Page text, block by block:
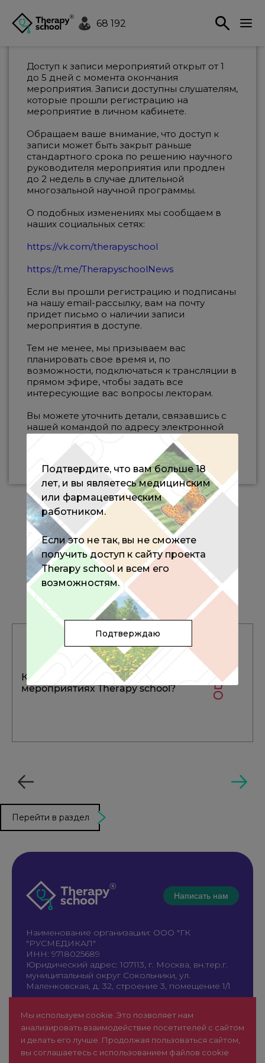
68 192
Доступ к записи мероприятий открыт от 1
до 5 дней с момента окончания
мероприятия. Записи доступны слушателям,
которые прошли регистрацию на
мероприятие в личном кабинете.
Обращаем ваше внимание, что доступ к
записи может быть закрыт раньше
стандартного срока по решению научного
руководителя мероприятия или продлен
до 2 недель в случае длительной
многозальной научной программы.
О подобных изменениях мы сообщаем в
наших социальных сетях:
https://vk.com/therapyschool
https://t.me/TherapyschoolNews
Если вы прошли регистрацию и подписаны
на нашу email-рассылку, вам на почту
придет письмо о наличии записи
мероприятия в доступе.
Тем не менее, мы призываем вас
планировать свое время и, по
возможности, подключаться к трансляции в
прямом эфире, чтобы задать все
интересующие вас вопросы лекторам.
Вы можете уточнить детали, связавшись с
нашей командой по адресу электронной
почты:
therapy@rmevent.ru
, в социальных
сетях или по телефону и в мессенджере:
WhatsApp по номеру +7 (961) 196-42-49.
Часто задаваемые вопросы
Как принять участие в
мероприятиях Therapy school?
Перейти в раздел
Написать нам
Наименование организации: ООО "ГК
"РУСМЕДИКАЛ"
ИНН: 9718025689
Юридический адрес: 107113, г. Москва, вн.тер.г.
муниципальный округ Сокольники, ул.
Маленковская, д. 32, строение 3, помещение 1/1
+7 961 196-42-49
therapy@rusmedical.ru
О нас
Мероприятия
1 уровень
Лекторы
Новости
FAQ
Мы используем cookie. Это позволяет нам
анализировать взаимодействие посетителей с сайтом
и делать его лучше. Продолжая пользоваться сайтом,
вы соглашаетесь с использованием файлов cookie
Подтвердите, что вам больше 18
лет, и вы являетесь медицинским
или фармацевтическим
работником.
Если это не так, вы не сможете
получить доступ к сайту проекта
Therapy school и всем его
возможностям.
Подтверждаю